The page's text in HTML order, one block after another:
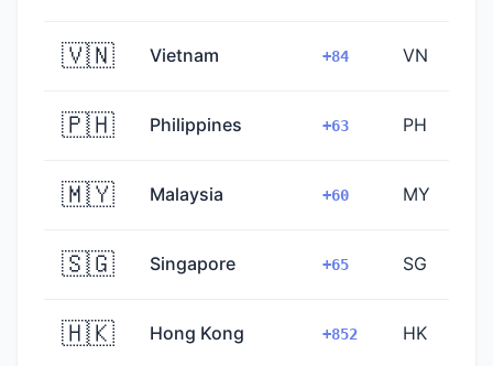
🇻🇳 Vietnam +84 VN
🇵🇭 Philippines +63 PH
🇲🇾 Malaysia +60 MY
🇸🇬 Singapore +65 SG
🇭🇰 Hong Kong +852 HK